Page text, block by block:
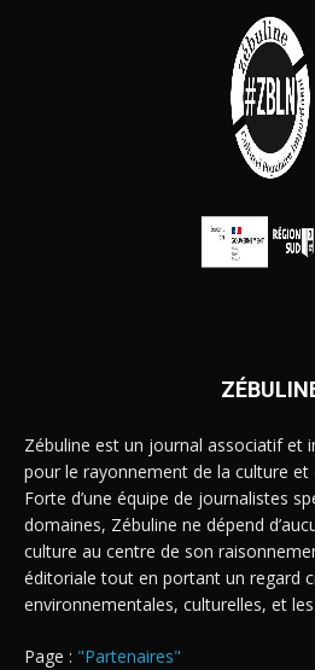
Zébuline est un journal associatif et
pour le rayonnement de la culture et
Forte d’une équipe de journalistes
domaines, Zébuline ne dépend
culture au centre de son
éditoriale tout en portant un regard
environnementales, culturelles, et
Page : "Partenaires"